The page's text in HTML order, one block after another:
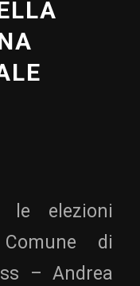
elezioni
di
– Andrea